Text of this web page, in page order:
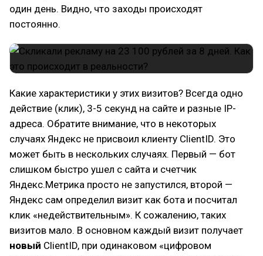
один день. Видно, что заходы происходят
постоянно.
Какие характеристики у этих визитов? Всегда одно
действие (клик), 3-5 секунд на сайте и разные IP-
адреса. Обратите внимание, что в некоторых
случаях Яндекс не присвоил клиенту ClientID. Это
может быть в нескольких случаях. Первый — бот
слишком быстро ушел с сайта и счетчик
Яндекс.Метрика просто не запустился, второй —
Яндекс сам определил визит как бота и посчитал
клик «недействительным». К сожалению, таких
визитов мало. В основном каждый визит получает
новый ClientID, при одинаковом «цифровом